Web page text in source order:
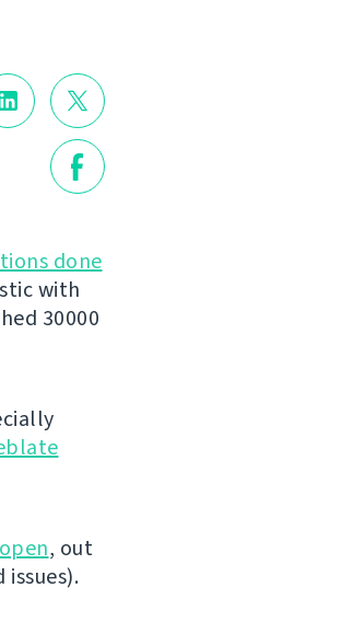
done
with
30000
, out